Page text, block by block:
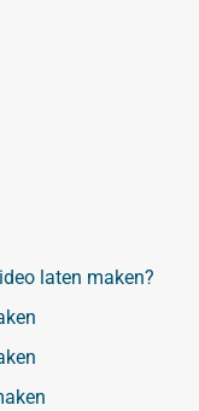
laten maken?